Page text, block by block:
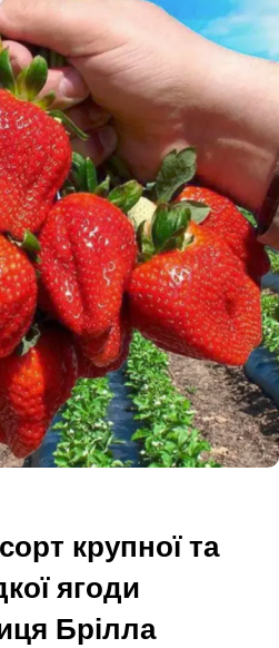
крупної та
ягоди
Брілла